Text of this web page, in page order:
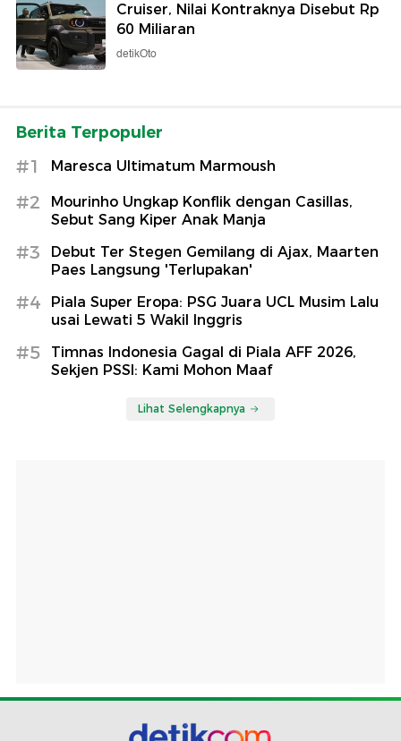
Cruiser, Nilai Kontraknya Disebut Rp
60 Miliaran
detikOto
Berita Terpopuler
#1 Maresca Ultimatum Marmoush
#2
Mourinho Ungkap Konflik dengan Casillas,
Sebut Sang Kiper Anak Manja
#3
Debut Ter Stegen Gemilang di Ajax, Maarten
Paes Langsung 'Terlupakan'
#4
Piala Super Eropa: PSG Juara UCL Musim Lalu
usai Lewati 5 Wakil Inggris
#5
Timnas Indonesia Gagal di Piala AFF 2026,
Sekjen PSSI: Kami Mohon Maaf
Lihat Selengkapnya